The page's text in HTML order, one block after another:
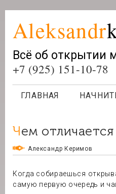
Aleksandr
Всё об открытии
+7 (925) 151-10-78
ГЛАВНАЯ
Чем
Александр Керимов
Когда собираешься
самую первую очередь и